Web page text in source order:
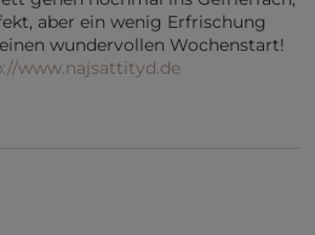
aber ein wenig Erfrischung
wundervollen Wochenstart!
www.najsattityd.de